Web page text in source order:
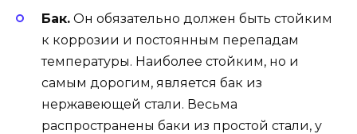
Бак. Он обязательно должен быть стойким
к коррозии и постоянным перепадам
температуры. Наиболее стойким, но и
самым дорогим, является бак из
нержавеющей стали. Весьма
распространены баки из простой стали, у